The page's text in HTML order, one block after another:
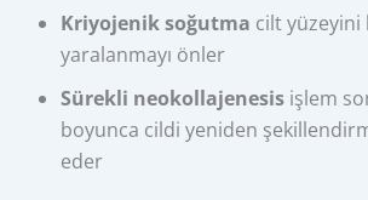
Kriyojenik soğutma cilt
yaralanmayı önler
Sürekli neokollajenesis işlem
boyunca cildi yeniden
eder